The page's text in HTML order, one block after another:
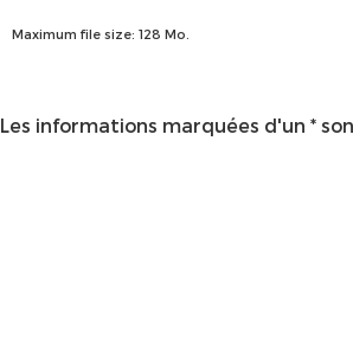
Maximum file size: 128 Mo.
Les informations marquées d'un *